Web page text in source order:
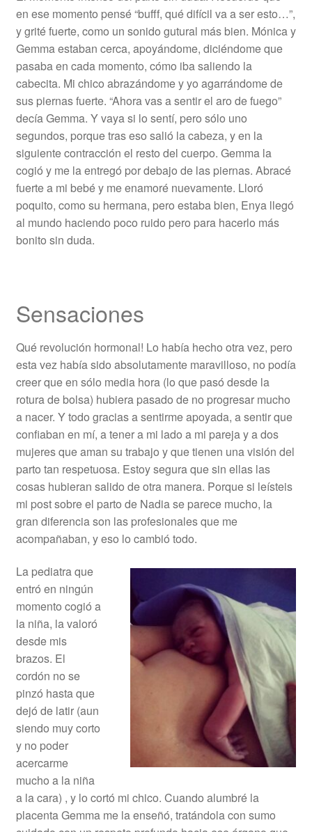
en ese momento pensé “bufff, qué difícil va a ser esto…”,
y grité fuerte, como un sonido gutural más bien. Mónica y
Gemma estaban cerca, apoyándome, diciéndome que
pasaba en cada momento, cómo iba saliendo la
cabecita. Mi chico abrazándome y yo agarrándome de
sus piernas fuerte. “Ahora vas a sentir el aro de fuego”
decía Gemma. Y vaya si lo sentí, pero sólo uno
segundos, porque tras eso salió la cabeza, y en la
siguiente contracción el resto del cuerpo. Gemma la
cogió y me la entregó por debajo de las piernas. Abracé
fuerte a mi bebé y me enamoré nuevamente. Lloró
poquito, como su hermana, pero estaba bien, Enya llegó
al mundo haciendo poco ruido pero para hacerlo más
bonito sin duda.
Sensaciones
Qué revolución hormonal! Lo había hecho otra vez, pero
esta vez había sido absolutamente maravilloso, no podía
creer que en sólo media hora (lo que pasó desde la
rotura de bolsa) hubiera pasado de no progresar mucho
a nacer. Y todo gracias a sentirme apoyada, a sentir que
confiaban en mí, a tener a mi lado a mi pareja y a dos
mujeres que aman su trabajo y que tienen una visión del
parto tan respetuosa. Estoy segura que sin ellas las
cosas hubieran salido de otra manera. Porque si leísteis
mi post sobre el parto de Nadia se parece mucho, la
gran diferencia son las profesionales que me
acompañaban, y eso lo cambió todo.
La pediatra que
entró en ningún
momento cogió a
la niña, la valoró
desde mis
brazos. El
cordón no se
pinzó hasta que
dejó de latir (aun
siendo muy corto
y no poder
acercarme
mucho a la niña
a la cara) , y lo cortó mi chico. Cuando alumbré la
placenta Gemma me la enseñó, tratándola con sumo